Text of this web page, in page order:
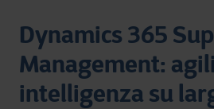
Dynamics 365
Management:
intelligenza su